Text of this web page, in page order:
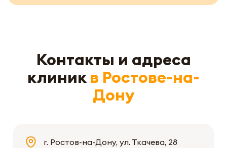
Контакты и адреса
клиникв Ростове-на-
Дону
г. Ростов-на-Дону, ул. Ткачева, 28